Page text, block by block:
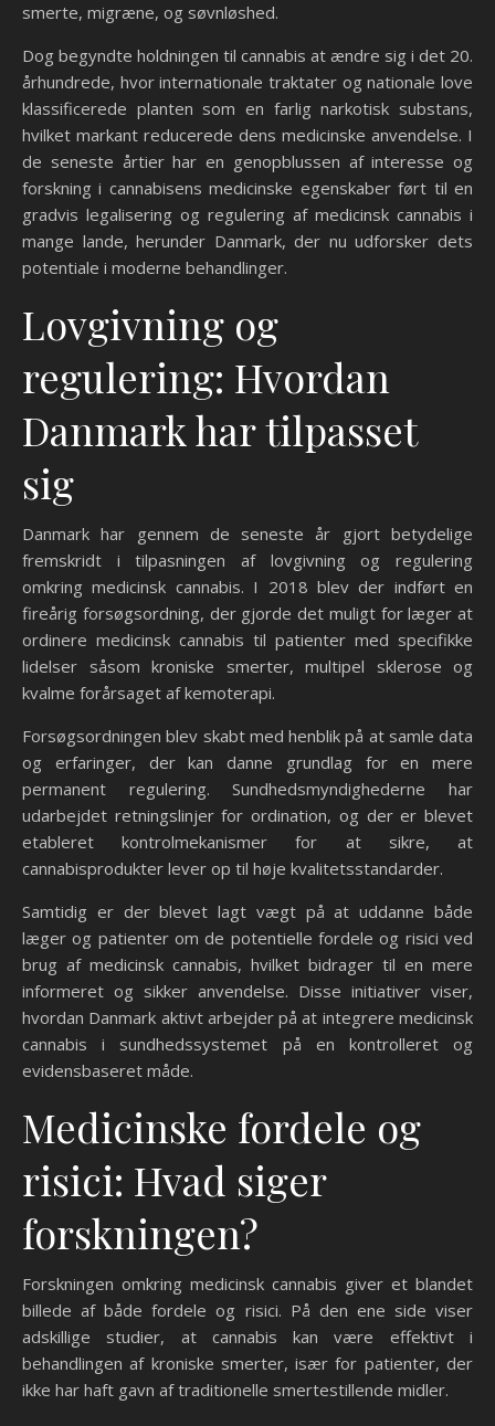
smerte, migræne, og søvnløshed.
Dog begyndte holdningen til cannabis at ændre sig i det 20.
århundrede, hvor internationale traktater og nationale love
klassificerede planten som en farlig narkotisk substans,
hvilket markant reducerede dens medicinske anvendelse. I
de seneste årtier har en genopblussen af interesse og
forskning i cannabisens medicinske egenskaber ført til en
gradvis legalisering og regulering af medicinsk cannabis i
mange lande, herunder Danmark, der nu udforsker dets
potentiale i moderne behandlinger.
Lovgivning og
regulering: Hvordan
Danmark har tilpasset
sig
Danmark har gennem de seneste år gjort betydelige
fremskridt i tilpasningen af lovgivning og regulering
omkring medicinsk cannabis. I 2018 blev der indført en
fireårig forsøgsordning, der gjorde det muligt for læger at
ordinere medicinsk cannabis til patienter med specifikke
lidelser såsom kroniske smerter, multipel sklerose og
kvalme forårsaget af kemoterapi.
Forsøgsordningen blev skabt med henblik på at samle data
og erfaringer, der kan danne grundlag for en mere
permanent regulering. Sundhedsmyndighederne har
udarbejdet retningslinjer for ordination, og der er blevet
etableret kontrolmekanismer for at sikre, at
cannabisprodukter lever op til høje kvalitetsstandarder.
Samtidig er der blevet lagt vægt på at uddanne både
læger og patienter om de potentielle fordele og risici ved
brug af medicinsk cannabis, hvilket bidrager til en mere
informeret og sikker anvendelse. Disse initiativer viser,
hvordan Danmark aktivt arbejder på at integrere medicinsk
cannabis i sundhedssystemet på en kontrolleret og
evidensbaseret måde.
Medicinske fordele og
risici: Hvad siger
forskningen?
Forskningen omkring medicinsk cannabis giver et blandet
billede af både fordele og risici. På den ene side viser
adskillige studier, at cannabis kan være effektivt i
behandlingen af kroniske smerter, især for patienter, der
ikke har haft gavn af traditionelle smertestillende midler.